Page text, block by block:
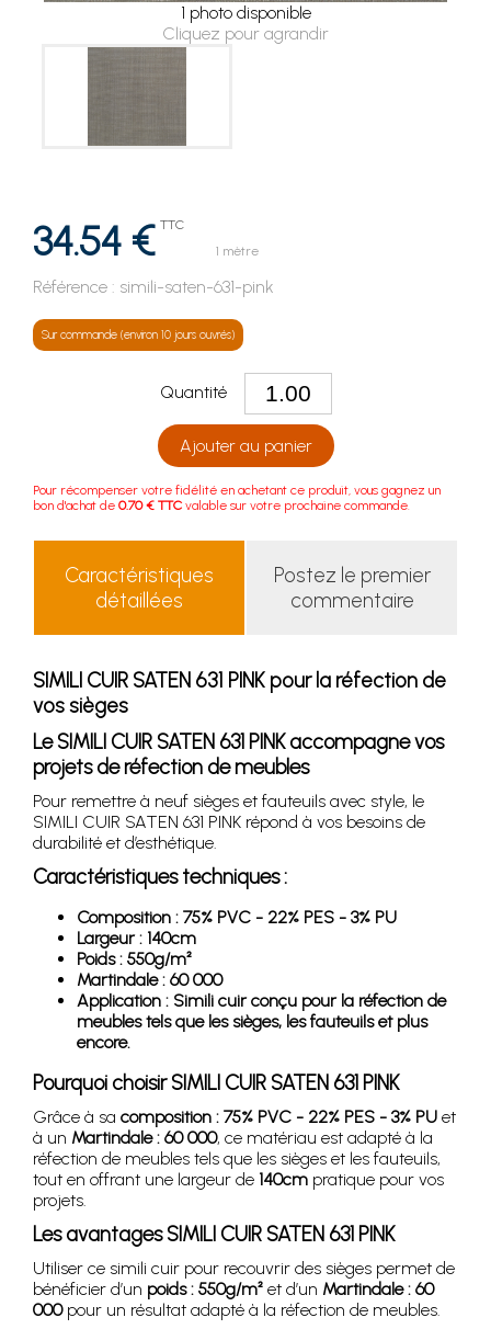
1 photo disponible
Cliquez pour agrandir
34.54 € TTC
1 mètre
Référence : simili-saten-631-pink
Sur commande (environ 10 jours ouvrés)
Quantité
Ajouter au panier
Pour récompenser votre fidélité en achetant ce produit, vous gagnez un
bon d'achat de 0.70 € TTC valable sur votre prochaine commande.
Caractéristiques
détaillées
Postez le premier
commentaire
SIMILI CUIR SATEN 631 PINK pour la réfection de
vos sièges
Le SIMILI CUIR SATEN 631 PINK accompagne vos
projets de réfection de meubles
Pour remettre à neuf sièges et fauteuils avec style, le
SIMILI CUIR SATEN 631 PINK répond à vos besoins de
durabilité et d’esthétique.
Caractéristiques techniques :
Composition : 75% PVC - 22% PES - 3% PU
Largeur : 140cm
Poids : 550g/m²
Martindale : 60 000
Application : Simili cuir conçu pour la réfection de
meubles tels que les sièges, les fauteuils et plus
encore.
Pourquoi choisir SIMILI CUIR SATEN 631 PINK
Grâce à sa composition : 75% PVC - 22% PES - 3% PU et
à un Martindale : 60 000, ce matériau est adapté à la
réfection de meubles tels que les sièges et les fauteuils,
tout en offrant une largeur de 140cm pratique pour vos
projets.
Les avantages SIMILI CUIR SATEN 631 PINK
Utiliser ce simili cuir pour recouvrir des sièges permet de
bénéficier d’un poids : 550g/m² et d’un Martindale : 60
000pour un résultat adapté à la réfection de meubles.